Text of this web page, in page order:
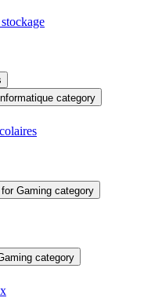
category
Gaming category
category